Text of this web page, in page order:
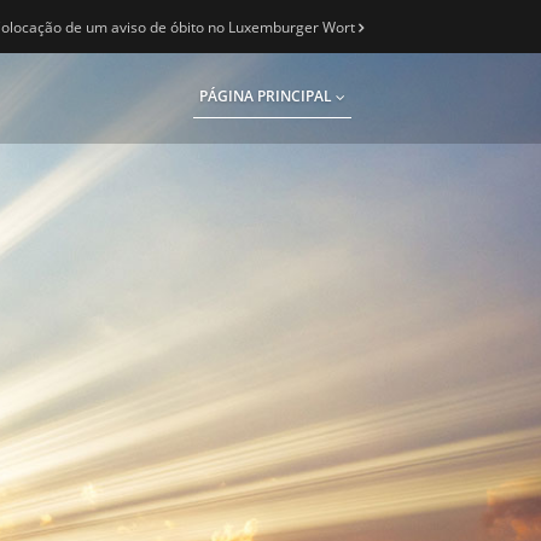
de um aviso de óbito no Luxemburger Wort
PÁGINA PRINCIPAL